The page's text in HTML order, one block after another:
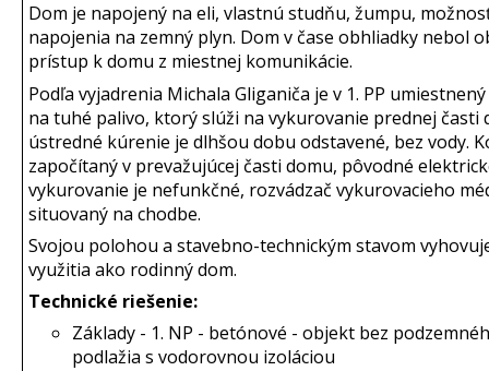
Dom je napojený na eli, vlastnú studňu, žumpu,
napojenia na zemný plyn. Dom v čase obhliadky nebol
prístup k domu z miestnej komunikácie.
Podľa vyjadrenia Michala Gliganiča je v 1. PP
na tuhé palivo, ktorý slúži na vykurovanie prednej časti
ústredné kúrenie je dlhšou dobu odstavené, bez vody.
započítaný v prevažujúcej časti domu, pôvodné
vykurovanie je nefunkčné, rozvádzač vykurovacieho
situovaný na chodbe.
Svojou polohou a stavebno-technickým stavom
využitia ako rodinný dom.
Technické riešenie:
Základy - 1. NP - betónové - objekt bez
podlažia s vodorovnou izoláciou